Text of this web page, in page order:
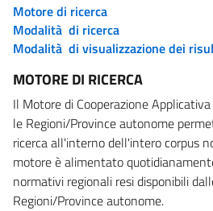
Motore di ricerca
Modalità di ricerca
Modalità di visualizzazione dei
MOTORE DI RICERCA
Il Motore di Cooperazione
le Regioni/Province autonome
ricerca all'interno dell'intero corpus
motore è alimentato
normativi regionali resi disponibili
Regioni/Province autonome.